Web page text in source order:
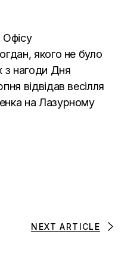
якого не було
з нагоди Дня
відвідав весілля
на Лазурному
NEXT ARTICLE